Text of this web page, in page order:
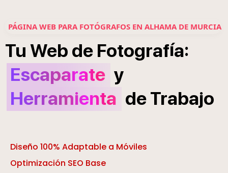
PÁGINA WEB PARA FOTÓGRAFOS EN ALHAMA DE MURCIA
Tu Web de Fotografía:
Escaparate y
Herramienta deTrabajo
Diseño 100% Adaptable a Móviles
Optimización SEO Base